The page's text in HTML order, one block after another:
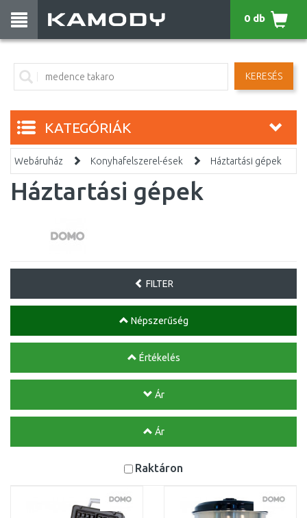
KERESÉS
0 db
KATEGÓRIÁK
Webáruház Konyhafelszerel-ések Háztartási gépek
Háztartási gépek
FILTER
Népszerűség
Értékelés
Ár
Ár
Raktáron